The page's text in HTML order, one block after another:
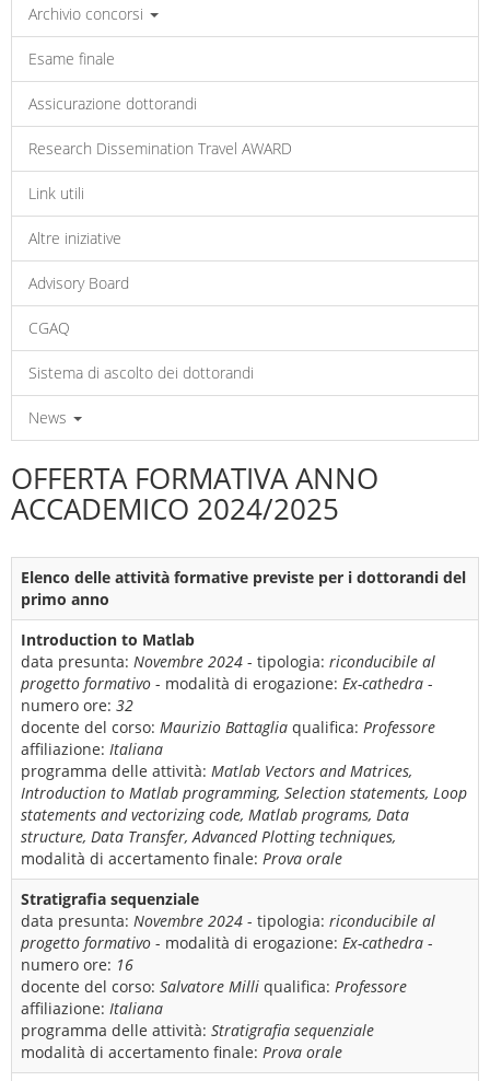
Archivio concorsi
Esame finale
Assicurazione dottorandi
Research Dissemination Travel AWARD
Link utili
Altre iniziative
Advisory Board
CGAQ
Sistema di ascolto dei dottorandi
News
OFFERTA FORMATIVA ANNO
ACCADEMICO 2024/2025
Elenco delle attività formative previste per i dottorandi del
primo anno
Introduction to Matlab
data presunta: Novembre 2024 - tipologia: riconducibile al
progetto formativo - modalità di erogazione: Ex-cathedra -
numero ore: 32
docente del corso: Maurizio Battaglia qualifica: Professore
affiliazione: Italiana
programma delle attività: Matlab Vectors and Matrices,
Introduction to Matlab programming, Selection statements, Loop
statements and vectorizing code, Matlab programs, Data
structure, Data Transfer, Advanced Plotting techniques,
modalità di accertamento finale: Prova orale
Stratigrafia sequenziale
data presunta: Novembre 2024 - tipologia: riconducibile al
progetto formativo - modalità di erogazione: Ex-cathedra -
numero ore: 16
docente del corso: Salvatore Milli qualifica: Professore
affiliazione: Italiana
programma delle attività: Stratigrafia sequenziale
modalità di accertamento finale: Prova orale